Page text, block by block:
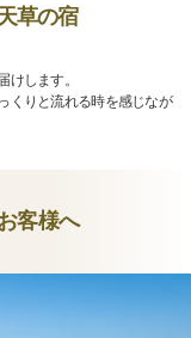
草の宿
します。
くりと流れる時を感じなが
客様へ